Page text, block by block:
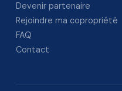
Devenir partenaire
Rejoindre ma copropriété
FAQ
Contact